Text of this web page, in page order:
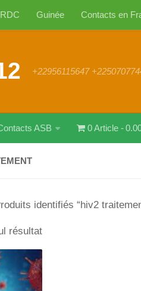
RDC Guinée Contacts en
+22956115647
ASB 0 Article
identifiés “hiv2
résultat